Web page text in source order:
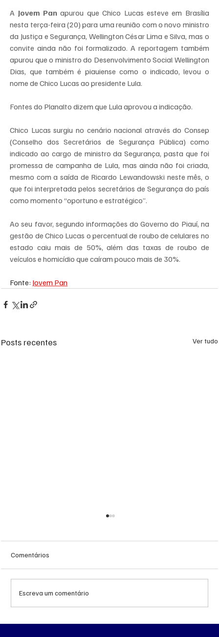
A Jovem Pan apurou que Chico Lucas esteve em Brasília
nesta terça-feira (20) para uma reunião com o novo ministro
da Justiça e Segurança, Wellington César Lima e Silva, mas o
convite ainda não foi formalizado. A reportagem também
apurou que o ministro do Desenvolvimento Social Wellington
Dias, que também é piauiense como o indicado, levou o
nome de Chico Lucas ao presidente Lula.
Fontes do Planalto dizem que Lula aprovou a indicação.
Chico Lucas surgiu no cenário nacional através do Consep
(Conselho dos Secretários de Segurança Pública) como
indicado ao cargo de ministro da Segurança, pasta que foi
promessa de campanha de Lula, mas ainda não foi criada,
mesmo com a saída de Ricardo Lewandowski neste mês, o
que foi interpretada pelos secretários de Segurança do país
como momento “oportuno e estratégico”.
Ao seu favor, segundo informações do Governo do Piauí, na
gestão de Chico Lucas o percentual de roubo de celulares no
estado caiu mais de 50%, além das taxas de roubo de
veículos e homicídio que caíram pouco mais de 30%.
Fonte: Jovem Pan
Posts recentes Ver tudo
Comentários
Escreva um comentário